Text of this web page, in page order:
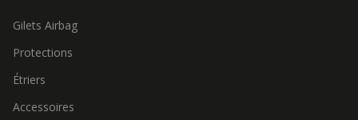
Gilets Airbag
Protections
Étriers
Accessoires